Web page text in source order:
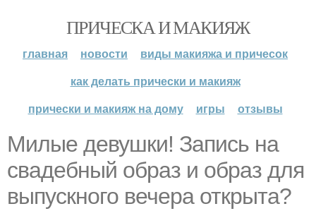
ПРИЧЕСКА И МАКИЯЖ
главная новости
виды макияжа и причесок
как делать прически и макияж
прически и макияж на дому
игры отзывы
Милые девушки! Запись на
свадебный образ и образ для
выпускного вечера открыта?